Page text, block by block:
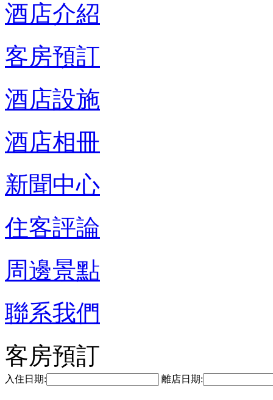
酒店介紹
客房預訂
酒店設施
酒店相冊
新聞中心
住客評論
周邊景點
聯系我們
客房預訂
入住日期: 離店日期: